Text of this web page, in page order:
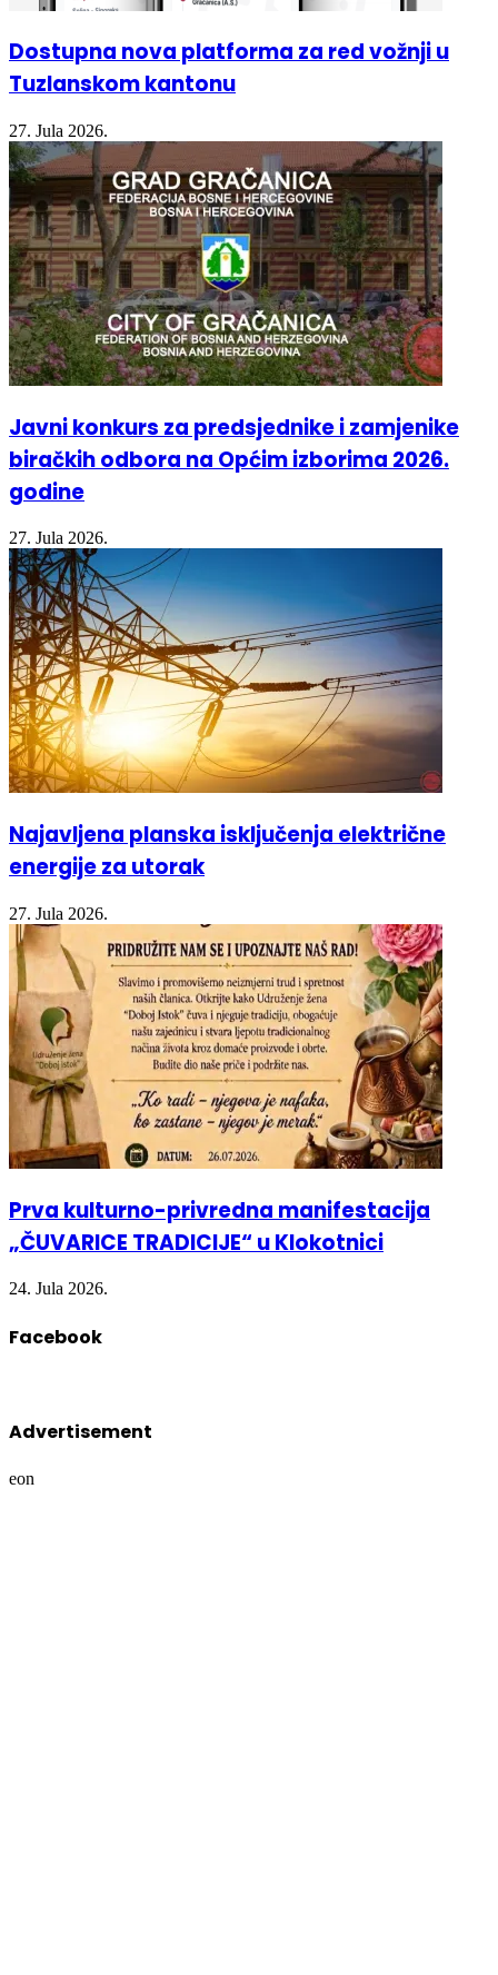
Dostupna nova platforma za red vožnji u
Tuzlanskom kantonu
27. Jula 2026.
Javni konkurs za predsjednike i zamjenike
biračkih odbora na Općim izborima 2026.
godine
27. Jula 2026.
Najavljena planska isključenja električne
energije za utorak
27. Jula 2026.
Prva kulturno-privredna manifestacija
„ČUVARICE TRADICIJE“ u Klokotnici
24. Jula 2026.
Facebook
Advertisement
eon